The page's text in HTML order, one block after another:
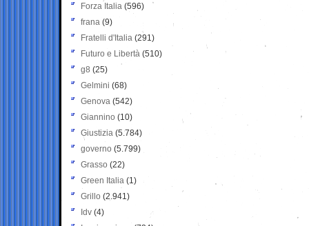
Forza Italia (596)
frana (9)
Fratelli d'Italia (291)
Futuro e Libertà (510)
g8 (25)
Gelmini (68)
Genova (542)
Giannino (10)
Giustizia (5.784)
governo (5.799)
Grasso (22)
Green Italia (1)
Grillo (2.941)
Idv (4)